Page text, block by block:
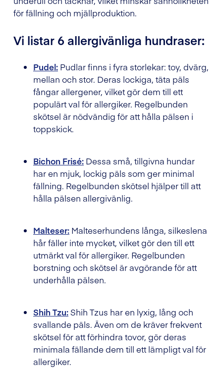
för fällning och mjällproduktion.
Vi listar 6 allergivänliga hundraser:
Pudel: Pudlar finns i fyra storlekar: toy, dvärg,
mellan och stor. Deras lockiga, täta päls
fångar allergener, vilket gör dem till ett
populärt val för allergiker. Regelbunden
skötsel är nödvändig för att hålla pälsen i
toppskick.
Bichon Frisé: Dessa små, tillgivna hundar
har en mjuk, lockig päls som ger minimal
fällning. Regelbunden skötsel hjälper till att
hålla pälsen allergivänlig.
Malteser: Malteserhundens långa, silkeslena
hår fäller inte mycket, vilket gör den till ett
utmärkt val för allergiker. Regelbunden
borstning och skötsel är avgörande för att
underhålla pälsen.
Shih Tzu:Shih Tzus har en lyxig, lång och
svallande päls. Även om de kräver frekvent
skötsel för att förhindra tovor, gör deras
minimala fällande dem till ett lämpligt val för
allergiker.